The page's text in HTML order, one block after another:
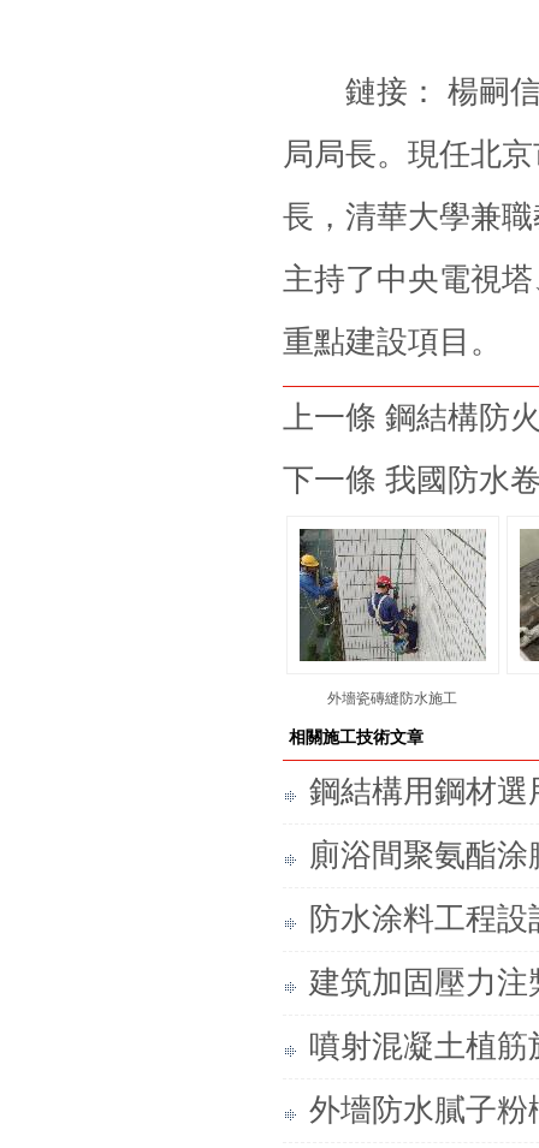
鏈接： 楊嗣信
局局長。現任北
長，清華大學兼
主持了中央電視
重點建設項目。
上一條 鋼結構防
下一條 我國防水
外墻瓷磚縫防水施工
相關施工技術文章
鋼結構用鋼材
廁浴間聚氨酯
防水涂料工程
建筑加固壓力注
噴射混凝土植筋
外墻防水膩子